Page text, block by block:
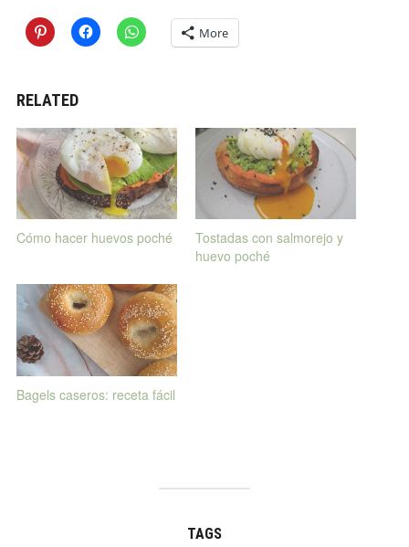
More
RELATED
Cómo hacer huevos poché
Tostadas con salmorejo y
huevo poché
Bagels caseros: receta fácil
TAGS